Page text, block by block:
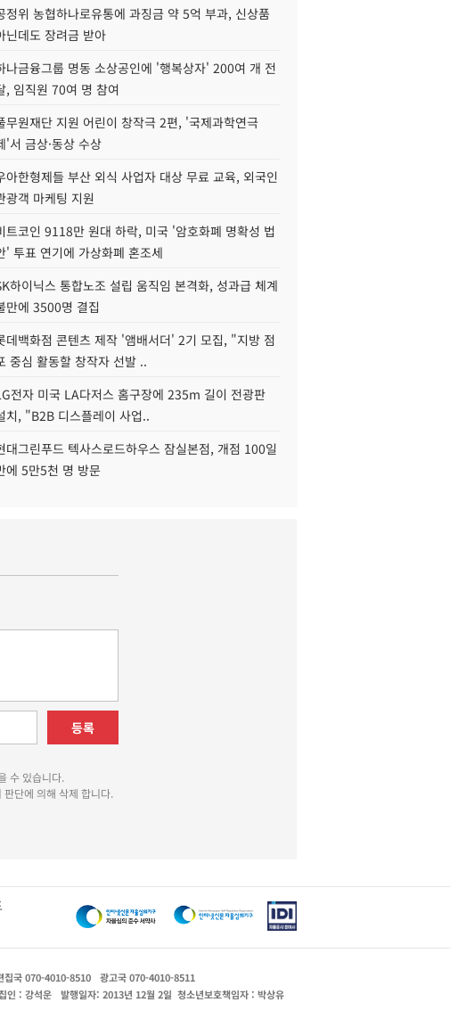
정위 농협하나로유통에 과징금 약 5억 부과, 신상품
닌데도 장려금 받아
나금융그룹 명동 소상공인에 '행복상자' 200여 개 전
, 임직원 70여 명 참여
무원재단 지원 어린이 창작극 2편, '국제과학연극
'서 금상·동상 수상
아한형제들 부산 외식 사업자 대상 무료 교육, 외국인
광객 마케팅 지원
트코인 9118만 원대 하락, 미국 '암호화폐 명확성 법
' 투표 연기에 가상화폐 혼조세
하이닉스 통합노조 설립 움직임 본격화, 성과급 체계
만에 3500명 결집
데백화점 콘텐츠 제작 '앰배서더' 2기 모집, "지방 점
중심 활동할 창작자 선발 ..
전자 미국 LA다저스 홈구장에 235m 길이 전광판
치, "B2B 디스플레이 사업..
대그린푸드 텍사스로드하우스 잠실본점, 개점 100일
에 5만5천 명 방문
등록
수 있습니다.
단에 의해 삭제 합니다.
집국 070-4010-8510
광고국 070-4010-8511
인 : 강석운 발행일자: 2013년 12월 2일 청소년보호책임자 : 박상유